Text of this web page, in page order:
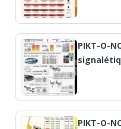
PIKT-O-
PIKT-O-